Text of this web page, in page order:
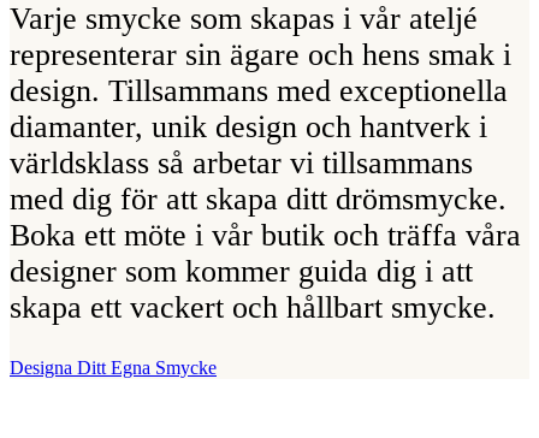
Varje smycke som skapas i vår ateljé
representerar sin ägare och hens smak i
design. Tillsammans med exceptionella
diamanter, unik design och hantverk i
världsklass så arbetar vi tillsammans
med dig för att skapa ditt drömsmycke.
Boka ett möte i vår butik och träffa våra
designer som kommer guida dig i att
skapa ett vackert och hållbart smycke.
Designa Ditt Egna Smycke